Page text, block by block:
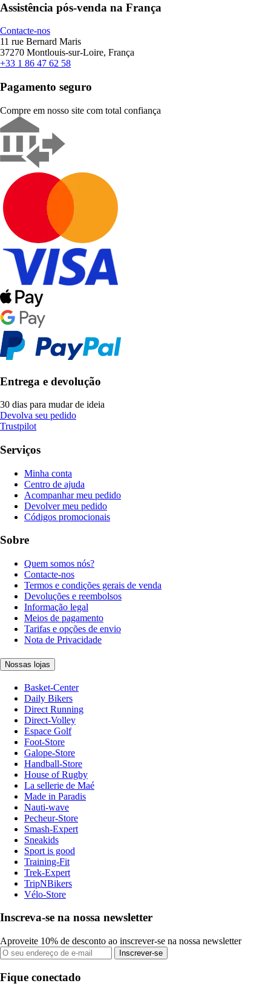
Assistência pós-venda na França
Contacte-nos
11 rue Bernard Maris
37270 Montlouis-sur-Loire, França
+33 1 86 47 62 58
Pagamento seguro
Compre em nosso site com total confiança
Entrega e devolução
30 dias para mudar de ideia
Devolva seu pedido
Trustpilot
Serviços
Minha conta
Centro de ajuda
Acompanhar meu pedido
Devolver meu pedido
Códigos promocionais
Sobre
Quem somos nós?
Contacte-nos
Termos e condições gerais de venda
Devoluções e reembolsos
Informação legal
Meios de pagamento
Tarifas e opções de envio
Nota de Privacidade
Nossas lojas
Basket-Center
Daily Bikers
Direct Running
Direct-Volley
Espace Golf
Foot-Store
Galope-Store
Handball-Store
House of Rugby
La sellerie de Maé
Made in Paradis
Nauti-wave
Pecheur-Store
Smash-Expert
Sneakids
Sport is good
Training-Fit
Trek-Expert
TripNBikers
Vélo-Store
Inscreva-se na nossa newsletter
Aproveite 10% de desconto ao inscrever-se na nossa newsletter
Inscrever-se
Fique conectado